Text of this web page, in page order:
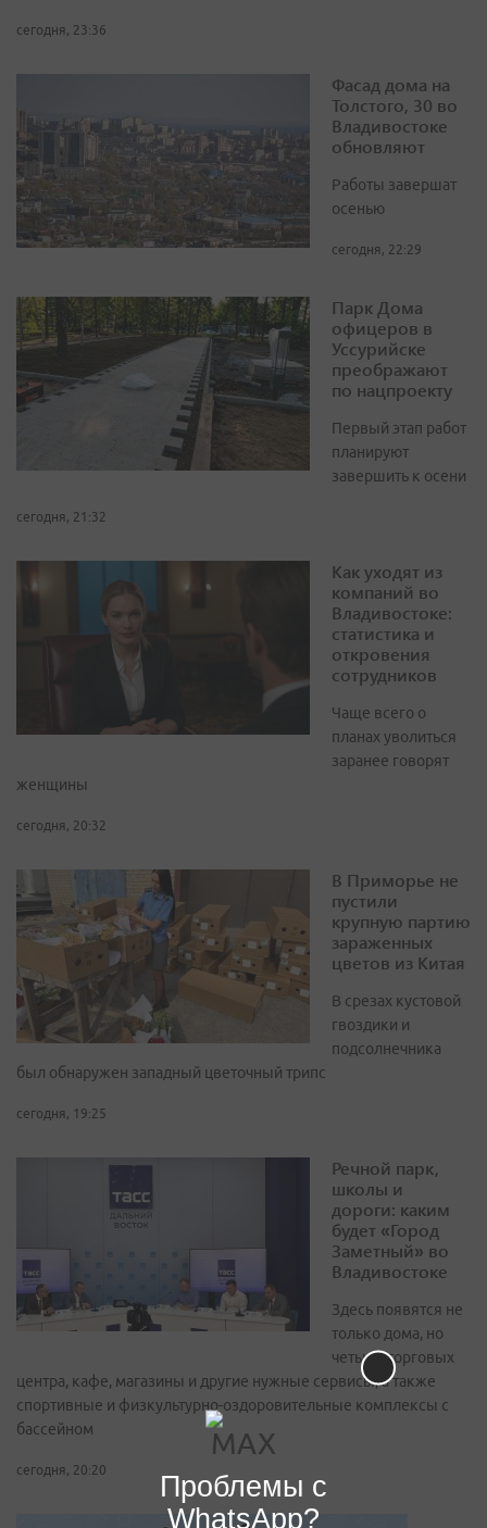
сегодня, 23:36
Фасад дома на
Толстого, 30 во
Владивостоке
обновляют
Работы завершат
осенью
сегодня, 22:29
Парк Дома
офицеров в
Уссурийске
преображают
по нацпроекту
Первый этап работ
планируют
завершить к осени
сегодня, 21:32
Как уходят из
компаний во
Владивостоке:
статистика и
откровения
сотрудников
Чаще всего о
планах уволиться
заранее говорят
женщины
сегодня, 20:32
В Приморье не
пустили
крупную партию
зараженных
цветов из Китая
В срезах кустовой
гвоздики и
подсолнечника
был обнаружен западный цветочный трипс
сегодня, 19:25
Речной парк,
школы и
дороги: каким
будет «Город
Заметный» во
Владивостоке
Здесь появятся не
только дома, но
четыре торговых
центра, кафе, магазины и другие нужные сервисы, а также
спортивные и физкультурно-оздоровительные комплексы с
бассейном
сегодня, 20:20
Проблемы с
WhatsApp?